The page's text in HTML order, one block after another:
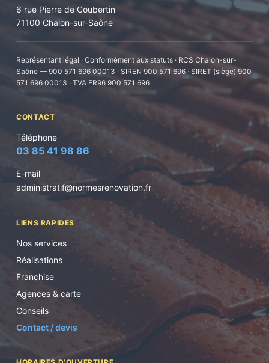
6 rue Pierre de Coubertin
71100 Chalon-sur-Saône
Représentant légal · Conformément aux statuts · RCS Chalon-sur-
Saône — 900 571 696 00013 · SIREN 900 571 696 · SIRET (siège) 900
571 696 00013 · TVA FR96 900 571 696
CONTACT
Téléphone
03 85 41 98 86
E-mail
administratif@normesrenovation.fr
LIENS RAPIDES
Nos services
Réalisations
Franchise
Agences & carte
Conseils
Contact / devis